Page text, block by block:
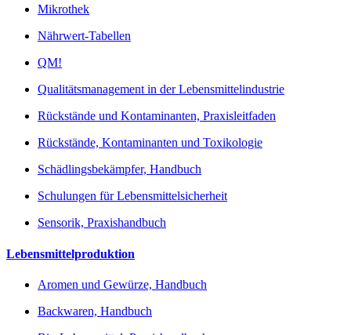
Mikrothek
Nährwert-Tabellen
QM!
Qualitätsmanagement in der Lebensmittelindustrie
Rückstände und Kontaminanten, Praxisleitfaden
Rückstände, Kontaminanten und Toxikologie
Schädlingsbekämpfer, Handbuch
Schulungen für Lebensmittelsicherheit
Sensorik, Praxishandbuch
Lebensmittelproduktion
Aromen und Gewürze, Handbuch
Backwaren, Handbuch